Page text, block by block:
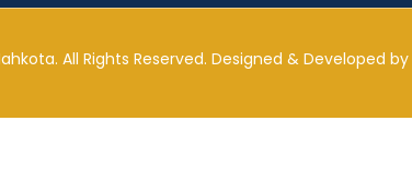
All Rights Reserved. Designed & Developed by